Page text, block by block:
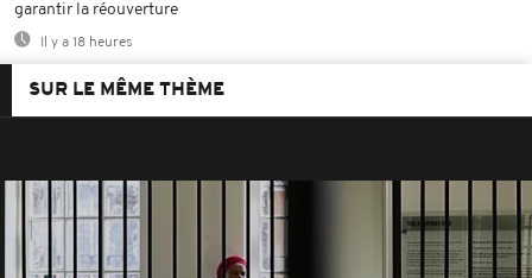
garantir la réouverture
Il y a 18 heures
SUR LE MÊME THÈME